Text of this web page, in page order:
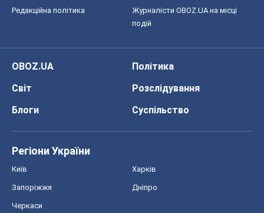
Редакційна політика
Журналісти OBOZ.UA на місці
подій
OBOZ.UA
Політика
Світ
Розслідування
Блоги
Суспільство
Регіони України
Київ Харків
Запоріжжя Дніпро
Черкаси